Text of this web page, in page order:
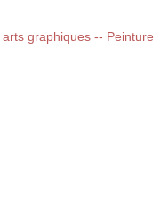
graphiques -- Peinture